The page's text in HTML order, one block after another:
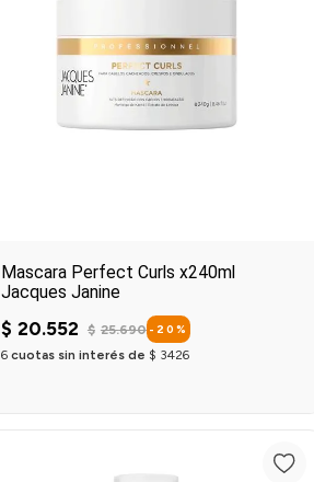
Mascara Perfect Curls x240ml
Jacques Janine
$ 20.552 $ 25.690 - 20 %
6cuotas sin interés de $ 3426